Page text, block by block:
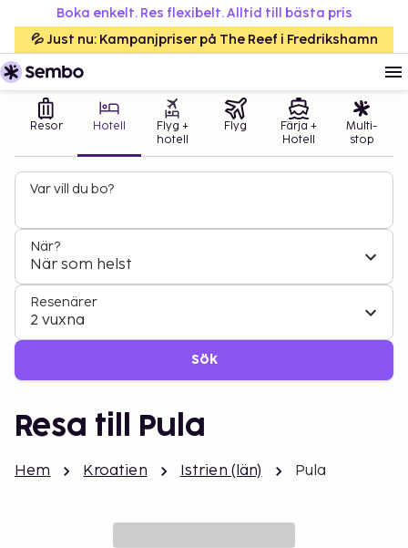
Boka enkelt. Res flexibelt. Alltid till bästa pris
💦 Just nu: Kampanjpriser på The Reef i Fredrikshamn
Resor Hotell
Flyg +
hotell
Flyg
Färja +
Hotell
Multi-
stop
Var vill du bo?
När?
När som helst
Resenärer
2 vuxna
Sök
Resa till Pula
Hem Kroatien Istrien (län) Pula